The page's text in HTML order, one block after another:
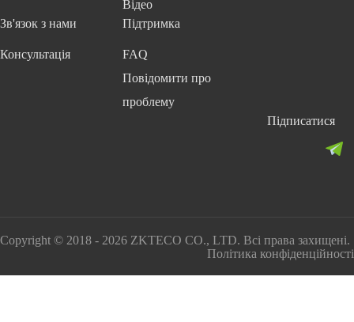
Відео
Зв'язок з нами
Консультація
Підтримка
FAQ
Повідомити про
проблему
Підписатися
Copyright © 2018 - 2026 ZKTECO CO., LTD. Всі права захищені.
Політика конфіденційності